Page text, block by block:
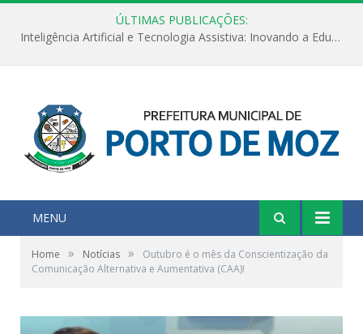
ÚLTIMAS PUBLICAÇÕES:
Inteligência Artificial e Tecnologia Assistiva: Inovando a Educação Especial e Inclusiva
MENU
Home » Notícias »
Outubro é o mês da Conscientização da
Comunicação Alternativa e Aumentativa (CAA)!